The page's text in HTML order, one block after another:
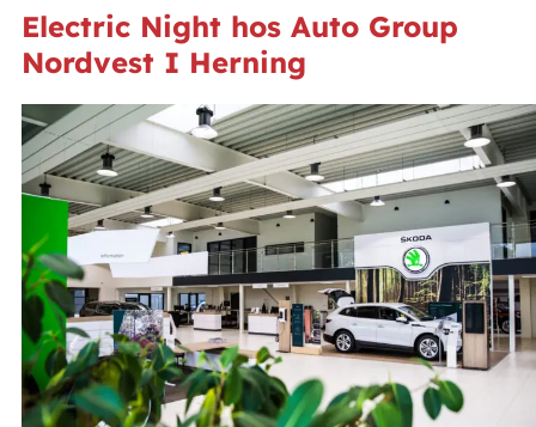
Electric Night hos Auto Group
Nordvest I Herning